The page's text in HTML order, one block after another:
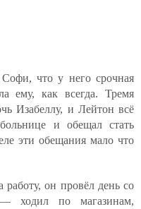
что у него срочная
ему, как всегда. Тремя
Изабеллу, и Лейтон всё
и обещал стать
эти обещания мало что
работу, он провёл день со
ходил по магазинам,